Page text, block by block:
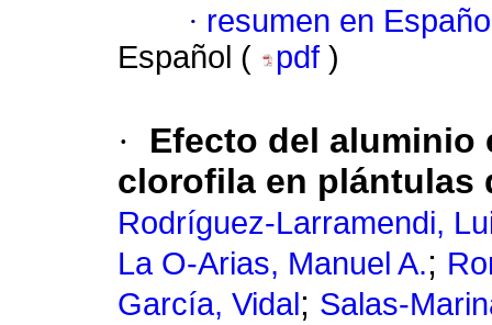
· resumen en
Español (
pdf )
·
Efecto del aluminio
clorofila en plántulas
Rodríguez-Larramendi,
La O-Arias, Manuel A.;
García, Vidal ; Salas-